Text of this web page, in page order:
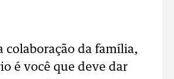
colaboração da família,
é você que deve dar